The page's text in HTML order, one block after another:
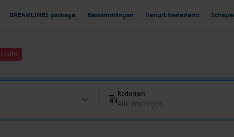
DREAMLINES package Bestemmingen Vanuit Nederland
-50%
Rederijen
Alle rederijen